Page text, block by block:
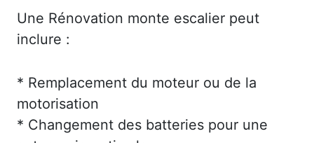
Une Rénovation monte escalier peut
inclure :
* Remplacement du moteur ou de la
motorisation
* Changement des batteries pour une